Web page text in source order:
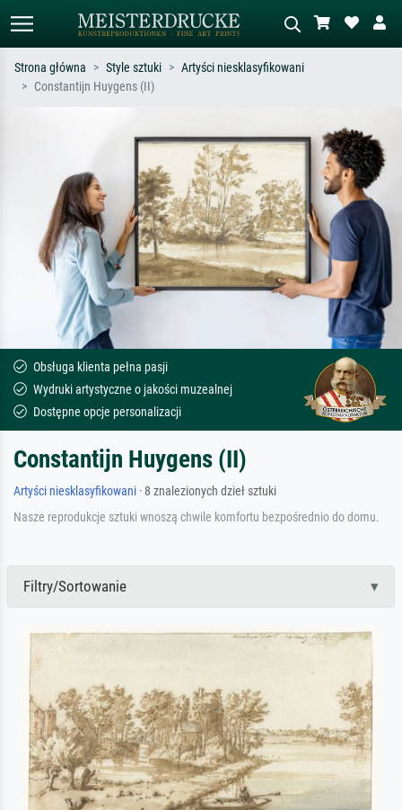
Monet, Gwiaździsta noc,
impresjonizm, fala Hokusaia, akt.
Opisz scenę – np. zielona łąka,
abstrakcja z czerwienią, ciemny olej,
stojący akt obok drzewa.
Strona główna Style sztuki
Artyści niesklasyfikowani
Constantijn Huygens (II)
Obsługa klienta pełna pasji
Wydruki artystyczne o jakości muzealnej
Dostępne opcje personalizacji
Constantijn Huygens (II)
Artyści niesklasyfikowani · 8 znalezionych dzieł sztuki
Nasze reprodukcje sztuki wnoszą chwile komfortu bezpośrednio do domu.
Filtry/Sortowanie